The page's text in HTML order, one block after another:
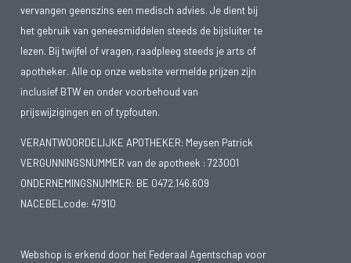
vervangen geenszins een medisch advies. Je dient bij
het gebruik van geneesmiddelen steeds de bijsluiter te
lezen. Bij twijfel of vragen, raadpleeg steeds je arts of
apotheker. Alle op onze website vermelde prijzen zijn
inclusief BTW en onder voorbehoud van
prijswijzigingen en of typfouten.
VERANTWOORDELIJKE APOTHEKER: Meysen Patrick
VERGUNNINGSNUMMER van de apotheek : 723001
ONDERNEMINGSNUMMER: BE 0472.146.609
NACEBELcode: 47910
Webshop is erkend door het Federaal Agentschap voor